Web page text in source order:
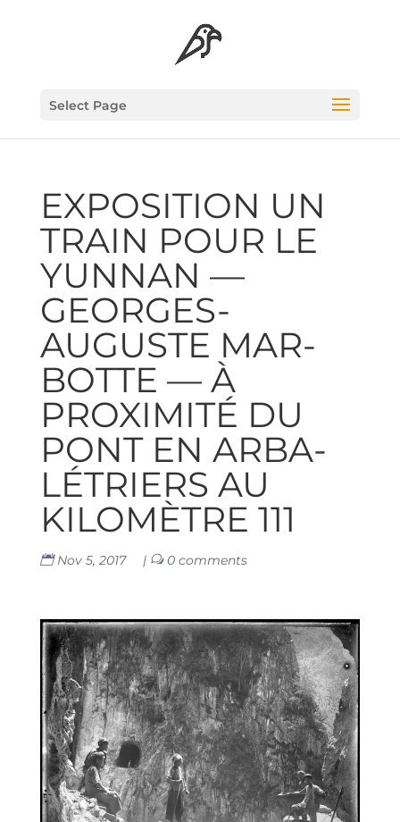
Select Page
EXPO­SI­TION UN
TRAIN POUR LE
YUN­NAN —
GEORGES-
AUGUSTE MAR­
BOTTE — À
PROXI­MI­TÉ DU
PONT EN ARBA­
LÉ­TRIERS AU
KILO­MÈTRE 111
Nov 5, 2017 | 0 comments